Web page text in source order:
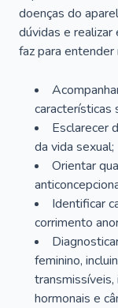
doenças do
dúvidas e
faz para
características
Esclarecer
da vida sexual;
Orientar
Identificar
corrimento
feminino,
hormonais e